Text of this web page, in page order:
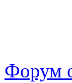
Форум